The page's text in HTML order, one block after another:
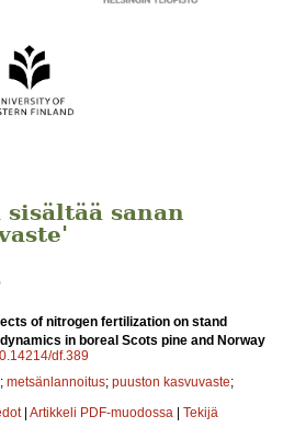
sanan
of nitrogen fertilization on stand
in boreal Scots pine and Norway
df.389
; metsänlannoitus; puuston kasvuvaste;
| Artikkeli PDF-muodossa | Tekijä